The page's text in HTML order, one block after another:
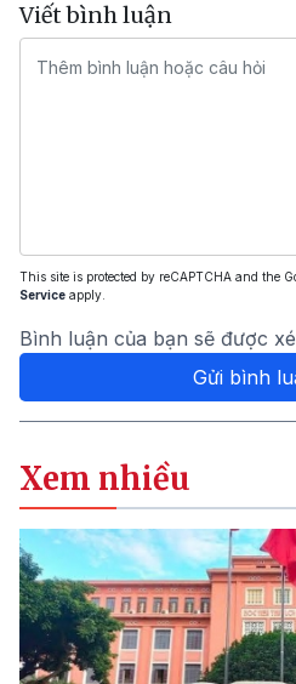
Viết bình luận
This site is protected by reCAPTCHA and the
Service apply.
Bình luận của bạn sẽ được
Gửi bình
Xem nhiều